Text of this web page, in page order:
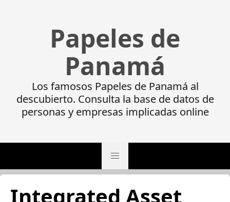
Papeles de
Panamá
Los famosos Papeles de Panamá al
descubierto. Consulta la base de datos de
personas y empresas implicadas online
Integrated Asset